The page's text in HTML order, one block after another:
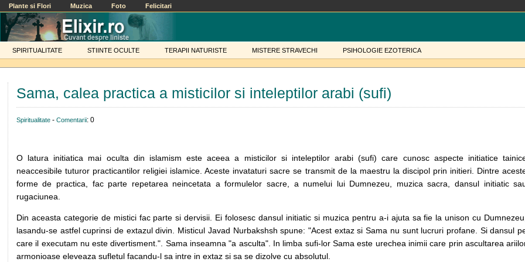
Plante si Flori Muzica Foto Felicitari
SPIRITUALITATE STIINTE OCULTE TERAPII NATURISTE MISTERE STRAVECHI PSIHOLOGIE EZOTERICA
Sama, calea practica a misticilor si inteleptilor arabi (sufi)
Spiritualitate- Comentarii: 0
O latura initiatica mai oculta din islamism este aceea a misticilor si inteleptilor arabi (sufi) care cunosc aspecte initiatice
neaccesibile tuturor practicantilor religiei islamice. Aceste invataturi sacre se transmit de la maestru la discipol prin initieri. Dintre
forme de practica, fac parte repetarea neincetata a formulelor sacre, a numelui lui Dumnezeu, muzica sacra, dansul initiatic
rugaciunea.
Din aceasta categorie de mistici fac parte si dervisii. Ei folosesc dansul initiatic si muzica pentru a-i ajuta sa fie la unison cu
lasandu-se astfel cuprinsi de extazul divin. Misticul Javad Nurbakshsh spune: "Acest extaz si Sama nu sunt lucruri profane. Si dansul
care il executam nu este divertisment.". Sama inseamna "a asculta". In limba sufi-lor Sama este urechea inimii care prin ascultarea
armonioase eleveaza sufletul facandu-l sa intre in extaz si sa se dizolve cu absolutul.